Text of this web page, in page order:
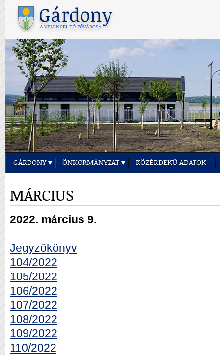
GÁRDONY ÖNKORMÁNYZAT KÖZÉRDEKŰ ADATOK
MÁRCIUS
2022. március 9.
Jegyzőkönyv
104/2022
105/2022
106/2022
107/2022
108/2022
109/2022
110/2022